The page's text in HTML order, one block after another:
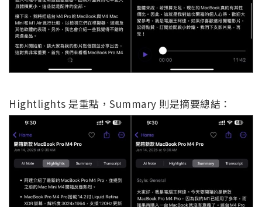
Hightlights 是重點，Summary 則是摘要總結：